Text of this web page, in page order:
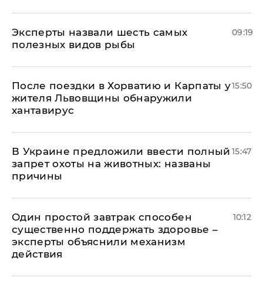
Эксперты назвали шесть самых
полезных видов рыбы
09:19
После поездки в Хорватию и Карпаты у
жителя Львовщины обнаружили
хантавирус
15:50
В Украине предложили ввести полный
запрет охоты на животных: названы
причины
15:47
Один простой завтрак способен
существенно поддержать здоровье –
эксперты объяснили механизм
действия
10:12